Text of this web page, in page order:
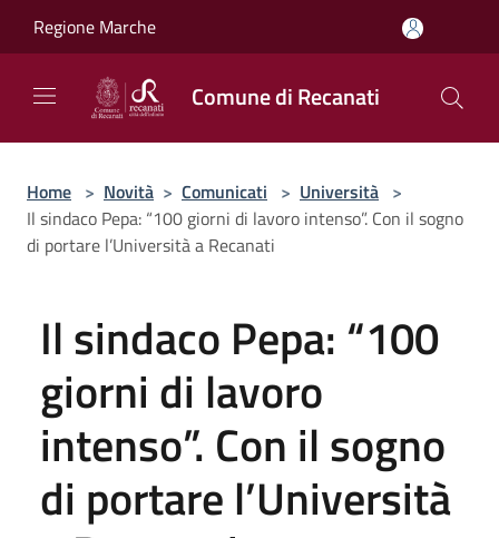
Regione Marche
Comune di Recanati
Home > Novità > Comunicati > Università >
Il sindaco Pepa: “100 giorni di lavoro intenso”. Con il sogno
di portare l’Università a Recanati
Il sindaco Pepa: “100
giorni di lavoro
intenso”. Con il sogno
di portare l’Università